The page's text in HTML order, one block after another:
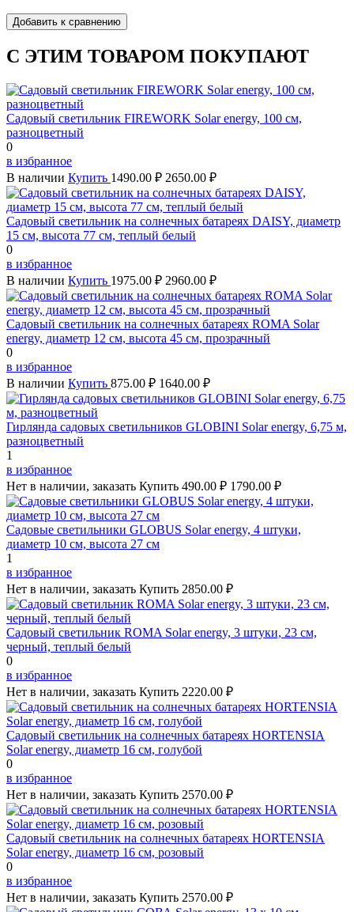
С ЭТИМ ТОВАРОМ ПОКУПАЮТ
Садовый светильник FIREWORK Solar energy, 100 см,
разноцветный
0
в избранное
В наличии Купить 1490.00 ₽ 2650.00 ₽
Садовый светильник на солнечных батареях DAISY, диаметр
15 см, высота 77 см, теплый белый
0
в избранное
В наличии Купить 1975.00 ₽ 2960.00 ₽
Садовый светильник на солнечных батареях ROMA Solar
energy, диаметр 12 см, высота 45 см, прозрачный
0
в избранное
В наличии Купить 875.00 ₽ 1640.00 ₽
Гирлянда садовых светильников GLOBINI Solar energy, 6,75 м,
разноцветный
1
в избранное
Нет в наличии, заказать Купить 490.00 ₽ 1790.00 ₽
Садовые светильники GLOBUS Solar energy, 4 штуки,
диаметр 10 см, высота 27 см
1
в избранное
Нет в наличии, заказать Купить 2850.00 ₽
Садовый светильник ROMA Solar energy, 3 штуки, 23 см,
черный, теплый белый
0
в избранное
Нет в наличии, заказать Купить 2220.00 ₽
Садовый светильник на солнечных батареях HORTENSIA
Solar energy, диаметр 16 см, голубой
0
в избранное
Нет в наличии, заказать Купить 2570.00 ₽
Садовый светильник на солнечных батареях HORTENSIA
Solar energy, диаметр 16 см, розовый
0
в избранное
Нет в наличии, заказать Купить 2570.00 ₽